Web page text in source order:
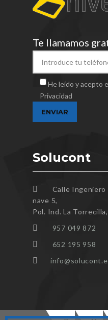
Te llamamos
He leído y acepto
Privacidad
Solucont
Calle Ingeniero
nave 5,
Pol. Ind. La
957 049 872
652 195 958